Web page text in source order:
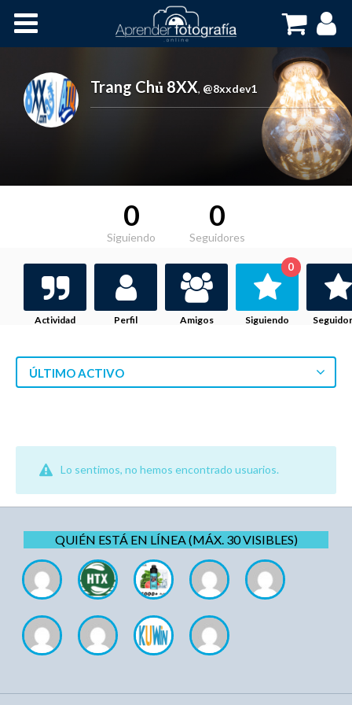
Cursos OnLine
Trang Chủ 8XX, @8xxdev1
0
Siguiendo
0
Seguidores
Actividad Perfil Amigos Siguiendo
0
ÚLTIMO ACTIVO
Lo sentimos, no hemos encontrado usuarios.
QUIÉN ESTÁ EN LÍNEA (MÁX. 30 VISIBLES)